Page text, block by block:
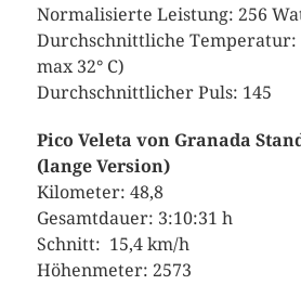
Normalisierte Leistung: 256
Durchschnittliche Temperatur:
max 32° C)
Durchschnittlicher Puls: 145
Pico Veleta von Granada
(lange Version)
Kilometer: 48,8
Gesamtdauer: 3:10:31 h
Schnitt: 15,4 km/h
Höhenmeter: 2573